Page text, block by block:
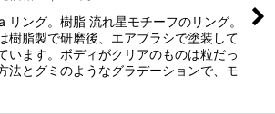
リング。樹脂 流れ星モチーフのリング。
樹脂製で研磨後、エアブラシで塗装して
います。ボディがクリアのものは粒だっ
法とグミのようなグラデーションで、モ